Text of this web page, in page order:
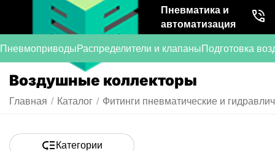
Пневматика и
автоматизация
ПневмоприводыРаспределители и клапаныПодготовка
Воздушные коллекторы
Главная / Каталог / Фитинги пневматические и
Категории